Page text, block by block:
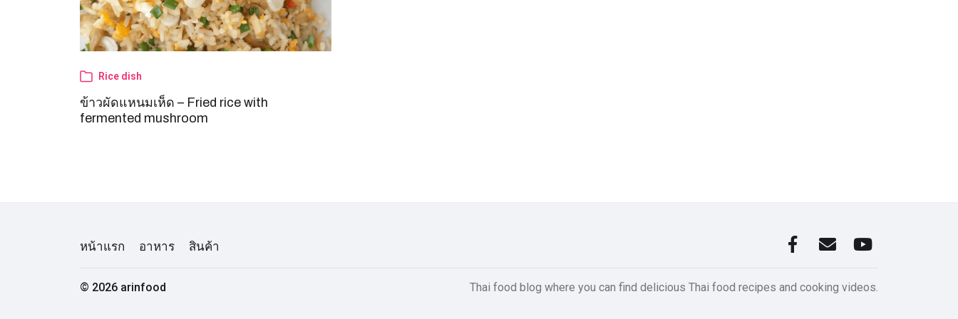
Rice dish
ข้าวผัดแหนมเห็ด – Fried rice with
fermented mushroom
หน้าแรก อาหาร สินค้า
© 2026 arinfood Thai food blog where you can find delicious Thai food recipes and cooking videos.